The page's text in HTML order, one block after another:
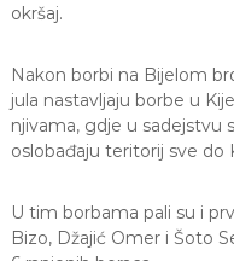
okršaj.
Nakon borbi na Bijelom
jula nastavljaju borbe u
njivama, gdje u sadejstvu
oslobađaju teritorij sve do
U tim borbama pali su i
Bizo, Džajić Omer i Šoto